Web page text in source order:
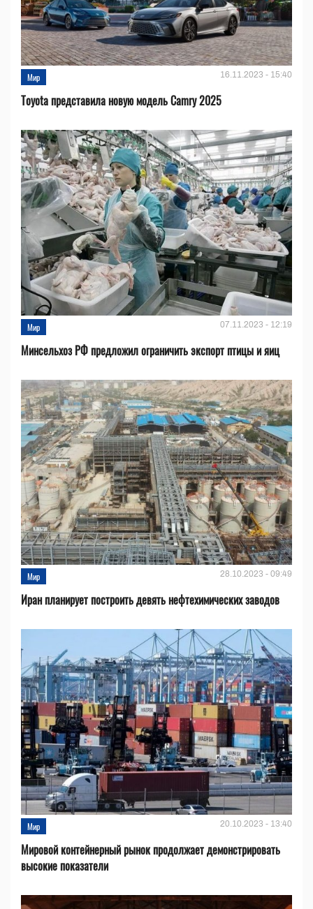
Мир 16.11.2023 - 15:40
Toyota представила новую модель Camry 2025
Мир 07.11.2023 - 12:19
Минсельхоз РФ предложил ограничить экспорт птицы и яиц
Мир 28.10.2023 - 09:49
Иран планирует построить девять нефтехимических заводов
Мир 20.10.2023 - 13:40
Мировой контейнерный рынок продолжает демонстрировать
высокие показатели